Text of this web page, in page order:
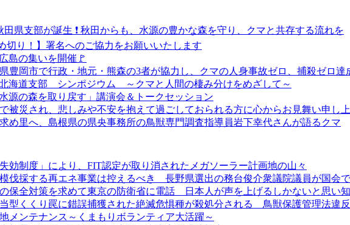
田県支部が誕生 ❗ 秋田からも、水源の豊かな森を守り、クマと共存する流れを
切り！】署名へのご協力をお願いいたします
島の集いを開催🚩
豊岡市で行政・地元・熊森の3者が協力し、クマの人身事故ゼロ、捕殺ゼロ達
北海道支部 シンポジウム ～クマと人間の棲み分けをめざして～
源の森を取り戻す」講演会＆トークセッション
被災され、悲しみや不安を抱えて過ごしておられる方に心からお見舞い申し
め里へ、島根県の県央事務所の鳥獣専門調査指導員岩下幸代さんが語るクマ
効制度」により、FIT認定が取り消されたメガソーラー計画地の山々
伐採する再エネ事業は控えるべき 長野県選出の務台俊介衆議院議員が国会
保全対策を求めて東京の防衛省に電話 日本人が声を上げるしかないと思い
型くくり罠に錯誤捕獲された絶滅危惧種が殺処分される 鳥獣保護管理法違反
メンテナンス～くまもりボランティア大活躍～